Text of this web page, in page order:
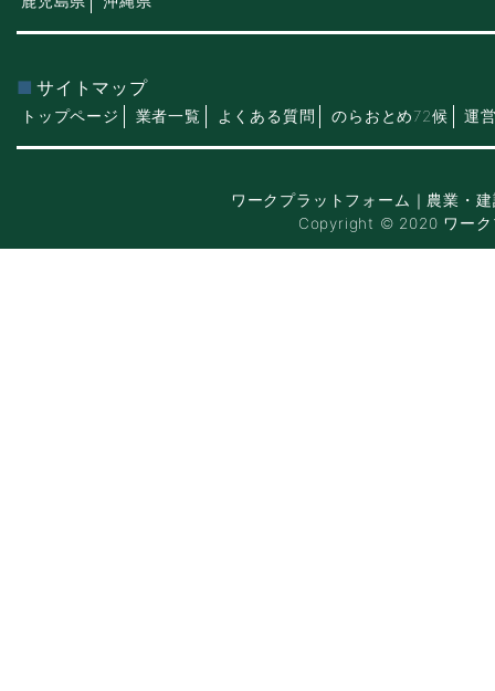
サイトマップ
トップページ 業者一覧 よくある質問 のらおとめ72候 運
ワークプラットフォーム｜農業・
Copyright © 2020 ワーク